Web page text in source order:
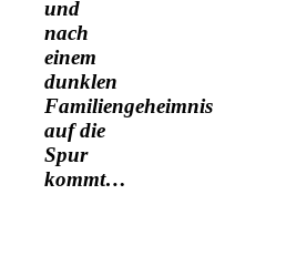
und
nach
einem
dunklen
Familiengeheimnis
auf die
Spur
kommt…